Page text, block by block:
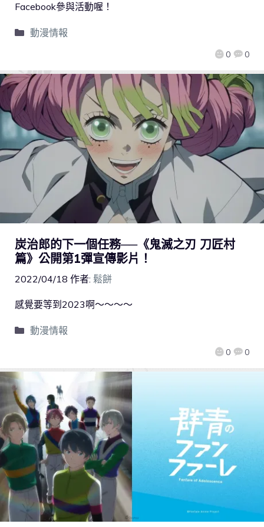
0 0
Facebook參與活動喔！
動漫情報
炭治郎的下一個任務──《鬼滅之刃 刀匠村
篇》公開第1彈宣傳影片！
2022/04/18 作者: 鬆餅
0 0
感覺要等到2023啊～～～～
動漫情報